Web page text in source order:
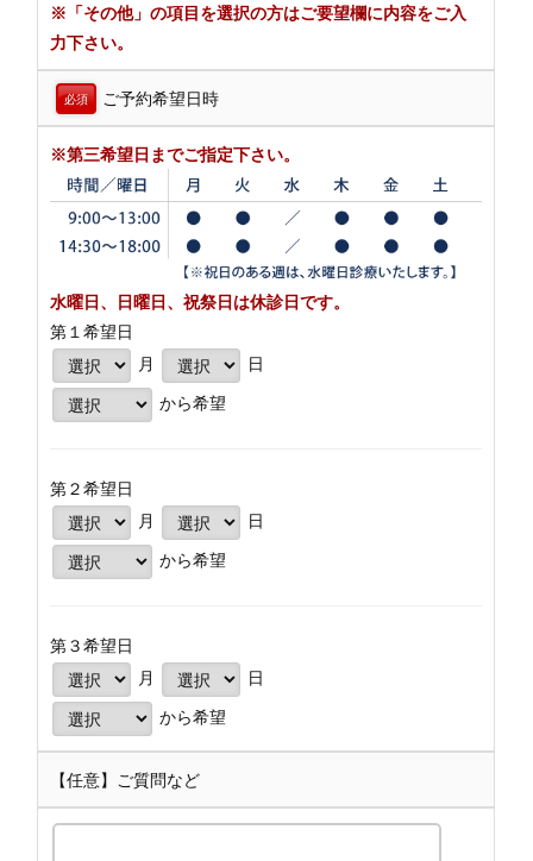
※「その他」の項目を選択の方はご要望欄に内容をご入
力下さい。
必須 ご予約希望日時
※第三希望日までご指定下さい。
水曜日、日曜日、祝祭日は休診日です。
第１希望日
月
日
から希望
第２希望日
月
日
から希望
第３希望日
月
日
から希望
【任意】ご質問など